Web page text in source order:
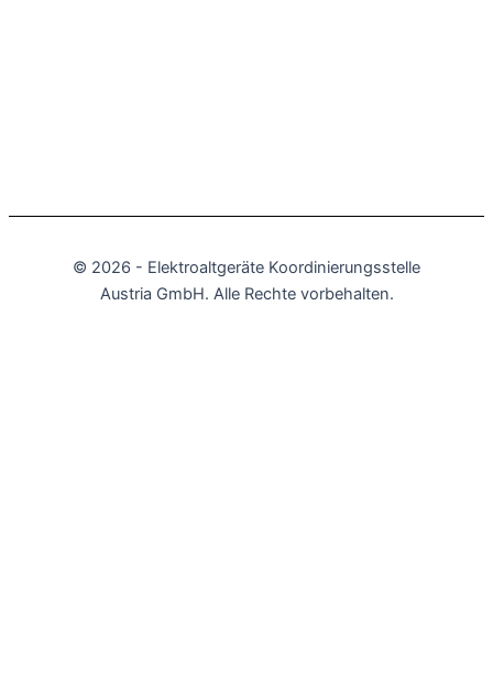
© 2026 - Elektro­altgeräte Koordinierungs­stelle
Austria GmbH. Alle Rechte vorbehalten.